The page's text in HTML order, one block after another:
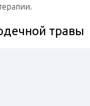
травы